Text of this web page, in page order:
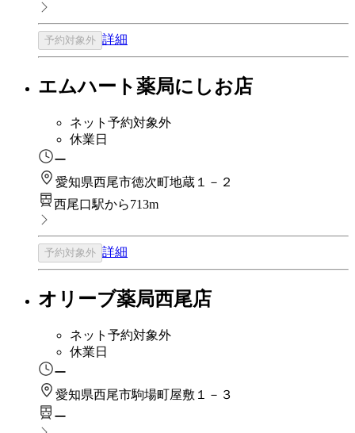
予約対象外 詳細
エムハート薬局にしお店
ネット予約対象外
休業日
ー
愛知県西尾市徳次町地蔵１－２
西尾口駅から713m
予約対象外 詳細
オリーブ薬局西尾店
ネット予約対象外
休業日
ー
愛知県西尾市駒場町屋敷１－３
ー